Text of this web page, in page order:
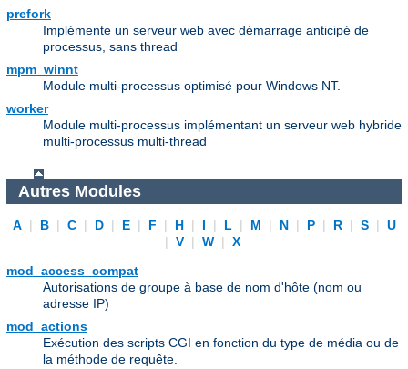
prefork
Implémente un serveur web avec démarrage anticipé de
processus, sans thread
mpm_winnt
Module multi-processus optimisé pour Windows NT.
worker
Module multi-processus implémentant un serveur web hybride
multi-processus multi-thread
Autres Modules
A | B | C | D | E | F | H | I | L | M | N | P | R | S |
U
|
V | W |
X
mod_access_compat
Autorisations de groupe à base de nom d'hôte (nom ou
adresse IP)
mod_actions
Exécution des scripts CGI en fonction du type de média ou de
la méthode de requête.